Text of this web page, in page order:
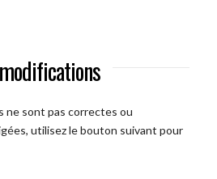
ne sont pas correctes ou
utilisez le bouton suivant pour